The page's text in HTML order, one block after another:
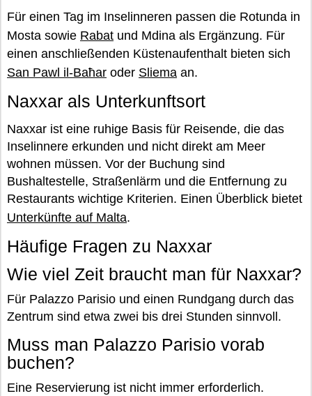
Für einen Tag im Inselinneren passen die Rotunda in
Mosta sowie Rabat und Mdina als Ergänzung. Für
einen anschließenden Küstenaufenthalt bieten sich
San Pawl il-Baħar oder Sliema an.
Naxxar als Unterkunftsort
Naxxar ist eine ruhige Basis für Reisende, die das
Inselinnere erkunden und nicht direkt am Meer
wohnen müssen. Vor der Buchung sind
Bushaltestelle, Straßenlärm und die Entfernung zu
Restaurants wichtige Kriterien. Einen Überblick bietet
Unterkünfte auf Malta.
Häufige Fragen zu Naxxar
Wie viel Zeit braucht man für Naxxar?
Für Palazzo Parisio und einen Rundgang durch das
Zentrum sind etwa zwei bis drei Stunden sinnvoll.
Muss man Palazzo Parisio vorab
buchen?
Eine Reservierung ist nicht immer erforderlich.